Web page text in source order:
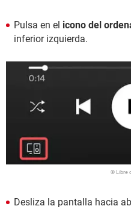
Pulsa en el icono del
inferior izquierda.
© Libre
Desliza la pantalla hacia